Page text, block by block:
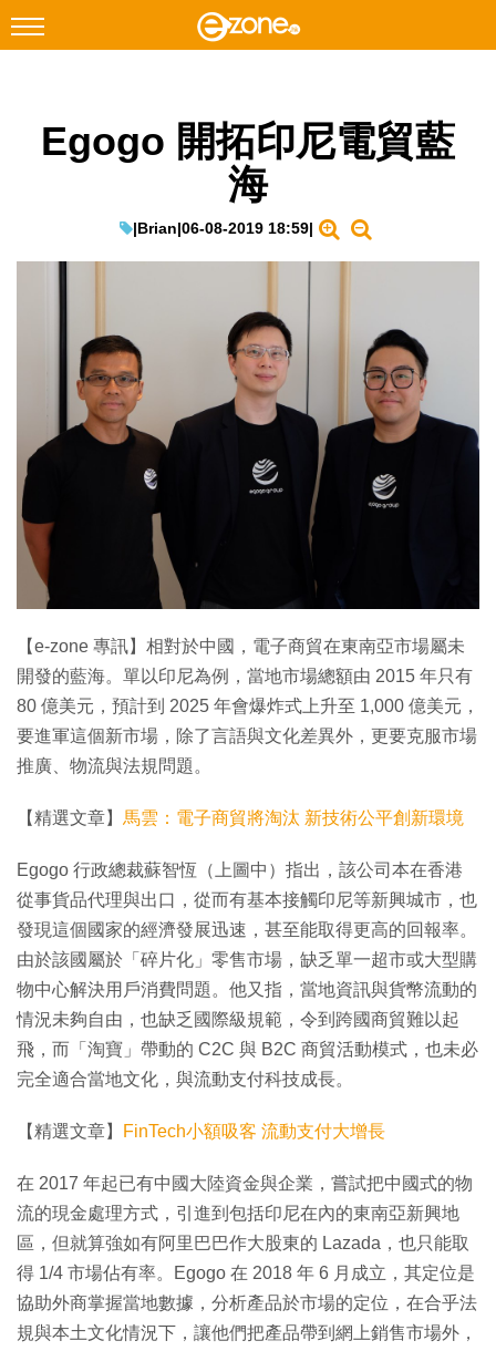
Facebook Instagram
遊戲動漫
IT Times
生成式AI與雲端應用
Enterprise Digital Transformation
特集
Egogo 開拓印尼電貿藍
海
|Brian|06-08-2019 18:59|
【e-zone 專訊】相對於中國，電子商貿在東南亞市場屬未
開發的藍海。單以印尼為例，當地市場總額由 2015 年只有
80 億美元，預計到 2025 年會爆炸式上升至 1,000 億美元，
要進軍這個新市場，除了言語與文化差異外，更要克服市場
推廣、物流與法規問題。
【精選文章】 馬雲：電子商貿將淘汰 新技術公平創新環境
Egogo 行政總裁蘇智恆（上圖中）指出，該公司本在香港
從事貨品代理與出口，從而有基本接觸印尼等新興城市，也
發現這個國家的經濟發展迅速，甚至能取得更高的回報率。
由於該國屬於「碎片化」零售市場，缺乏單一超市或大型購
物中心解決用戶消費問題。他又指，當地資訊與貨幣流動的
情況未夠自由，也缺乏國際級規範，令到跨國商貿難以起
飛，而「淘寶」帶動的 C2C 與 B2C 商貿活動模式，也未必
完全適合當地文化，與流動支付科技成長。
【精選文章】 FinTech小額吸客 流動支付大增長
在 2017 年起已有中國大陸資金與企業，嘗試把中國式的物
流的現金處理方式，引進到包括印尼在內的東南亞新興地
區，但就算強如有阿里巴巴作大股東的 Lazada，也只能取
得 1/4 市場佔有率。Egogo 在 2018 年 6 月成立，其定位是
協助外商掌握當地數據，分析產品於市場的定位，在合乎法
規與本土文化情況下，讓他們把產品帶到網上銷售市場外，